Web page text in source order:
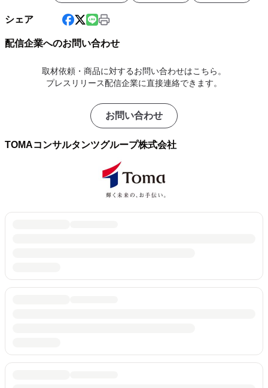
シェア
配信企業へのお問い合わせ
取材依頼・商品に対するお問い合わせはこちら。
プレスリリース配信企業に直接連絡できます。
お問い合わせ
TOMAコンサルタンツグループ株式会社